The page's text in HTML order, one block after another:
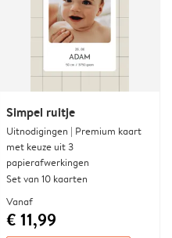
Simpel ruitje
Uitnodigingen | Premium kaart
met keuze uit 3
papierafwerkingen
Set van 10 kaarten
Vanaf
€ 11,99